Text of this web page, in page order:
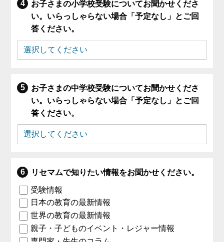
お子さまの小学校受験についてお聞かせくださ
い。いらっしゃらない場合「予定なし」とご回
答ください。
お子さまの中学校受験についてお聞かせくださ
い。いらっしゃらない場合「予定なし」とご回
答ください。
リセマムで知りたい情報をお聞かせください。
受験情報
日本の教育の最新情報
世界の教育の最新情報
親子・子どものイベント・レジャー情報